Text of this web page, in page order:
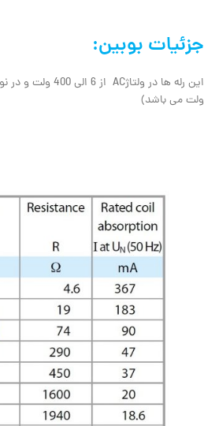
جزئیات بوبین:
ولت می باشد)